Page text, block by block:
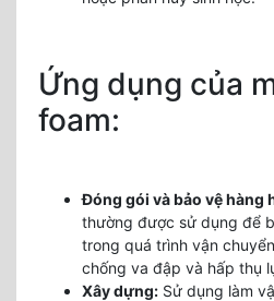
Ứng dụng của
foam:
Đóng gói và bảo vệ hàng
thường được sử dụng để
trong quá trình vận
chống va đập và hấp thụ
Xây dựng: Sử dụng làm